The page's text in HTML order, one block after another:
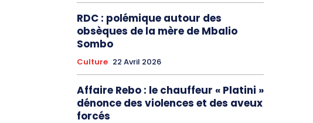
RDC : polémique autour des
obsèques de la mère de Mbalio
Sombo
Culture 22 Avril 2026
Affaire Rebo : le chauffeur « Platini »
dénonce des violences et des aveux
forcés